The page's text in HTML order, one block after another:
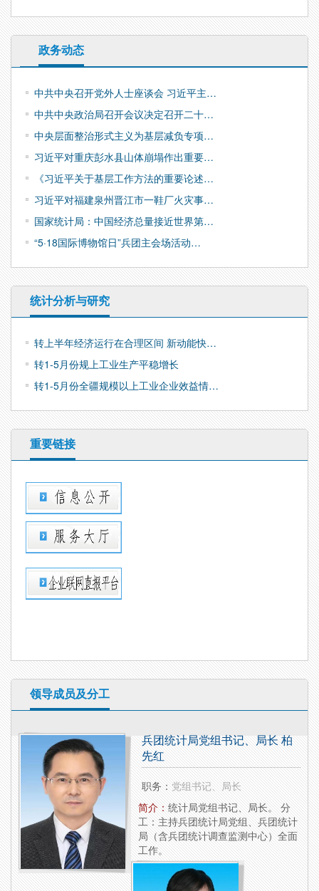
政务动态
中共中央召开党外人士座谈会 习近平主…
中共中央政治局召开会议决定召开二十…
中央层面整治形式主义为基层减负专项…
习近平对重庆彭水县山体崩塌作出重要…
《习近平关于基层工作方法的重要论述…
习近平对福建泉州晋江市一鞋厂火灾事…
国家统计局：中国经济总量接近世界第…
“5·18国际博物馆日”兵团主会场活动…
统计分析与研究
转上半年经济运行在合理区间 新动能快…
转1-5月份规上工业生产平稳增长
转1-5月份全疆规模以上工业企业效益情…
重要链接
领导成员及分工
兵团统计局党组书记、局长 柏
先红
职务：党组书记、局长
简介：统计局党组书记、局长。 分
工：主持兵团统计局党组、兵团统计
局（含兵团统计调查监测中心）全面
工作。